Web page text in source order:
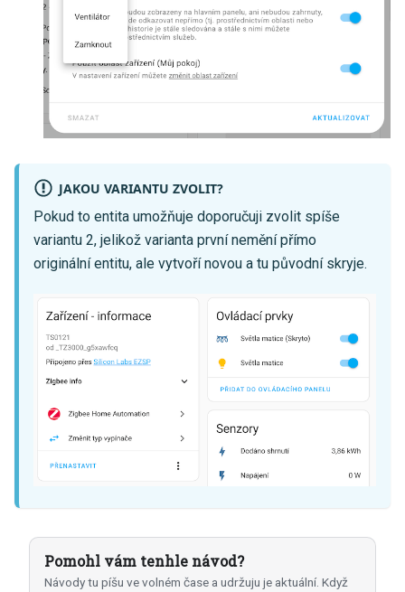
JAKOU VARIANTU ZVOLIT?
Pokud to entita umožňuje doporučuji zvolit spíše
variantu 2, jelikož varianta první nemění přímo
originální entitu, ale vytvoří novou a tu původní skryje.
Pomohl vám tenhle návod?
Návody tu píšu ve volném čase a udržuju je aktuální. Když